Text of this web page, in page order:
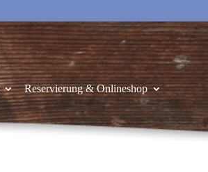
Reservierung & Onlineshop